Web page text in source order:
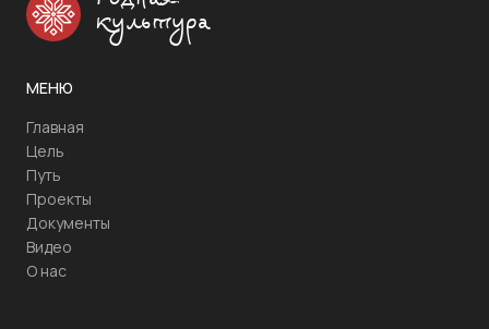
культура
МЕНЮ
Главная
Цель
Путь
Проекты
Документы
Видео
О нас